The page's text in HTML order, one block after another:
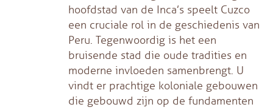
hoofdstad van de Inca’s speelt Cuzco
een cruciale rol in de geschiedenis van
Peru. Tegenwoordig is het een
bruisende stad die oude tradities en
moderne invloeden samenbrengt. U
vindt er prachtige koloniale gebouwen
die gebouwd zijn op de fundamenten